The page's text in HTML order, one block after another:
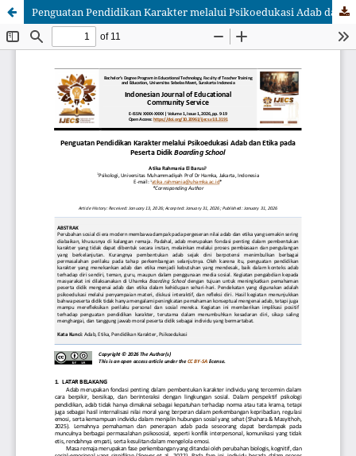
Penguatan Pendidikan Karakter melalui Psikoedukasi Adab dan Etika pada Peserta Didik Boarding School